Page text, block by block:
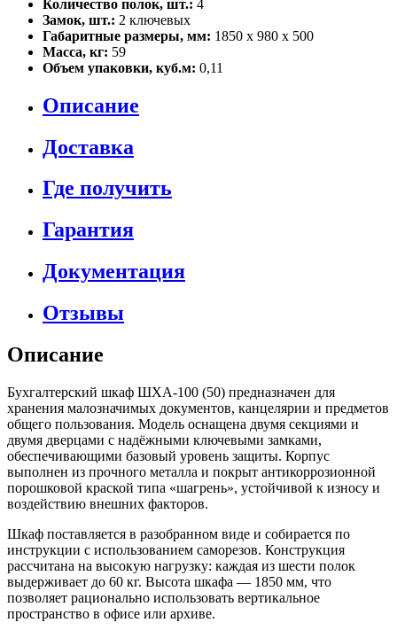
Количество полок, шт.: 4
Замок, шт.: 2 ключевых
Габаритные размеры, мм: 1850 х 980 х 500
Масса, кг: 59
Объем упаковки, куб.м: 0,11
Описание
Доставка
Где получить
Гарантия
Документация
Отзывы
Описание
Бухгалтерский шкаф ШХА-100 (50) предназначен для
хранения малозначимых документов, канцелярии и предметов
общего пользования. Модель оснащена двумя секциями и
двумя дверцами с надёжными ключевыми замками,
обеспечивающими базовый уровень защиты. Корпус
выполнен из прочного металла и покрыт антикоррозионной
порошковой краской типа «шагрень», устойчивой к износу и
воздействию внешних факторов.
Шкаф поставляется в разобранном виде и собирается по
инструкции с использованием саморезов. Конструкция
рассчитана на высокую нагрузку: каждая из шести полок
выдерживает до 60 кг. Высота шкафа — 1850 мм, что
позволяет рационально использовать вертикальное
пространство в офисе или архиве.